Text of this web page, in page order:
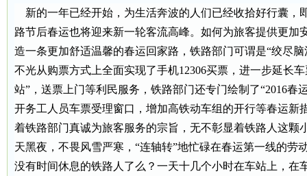
新的一年已经开始，为生活奔波的人们已经收拾好行囊，
路节后春运也将迎来新一轮客流高峰。如何为旅客提供更加
造一条更加舒适温馨的春运回家路，铁路部门可谓是“绞尽
不光从购票方式上全面实现了手机12306买票，进一步延长
站”，送票上门等利民服务，铁路部门还专门绘制了“2016春
开务工人员车票受理窗口，增加高铁动车组的开行等春运新
着铁路部门真诚为旅客服务的宗旨，无不彰显着铁路人这颗
天黑夜，不畏风雪严寒，“连轴转”地忙碌在春运第一线的劳
没有时间休息的铁路人了么？一天十几个小时在车站上，在